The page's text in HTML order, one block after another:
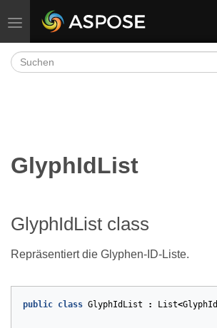
Navigation umschalten
GlyphIdList
GlyphIdList class
Repräsentiert die Glyphen-ID-Liste.
public class GlyphIdList : List<GlyphId